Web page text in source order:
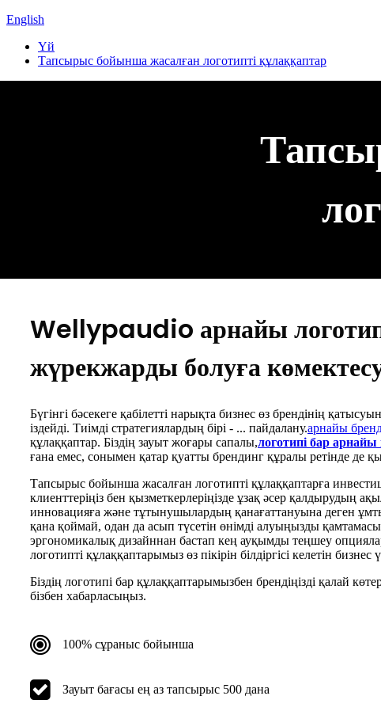
English
Үй
Тапсырыс бойынша жасалған логотипті құлаққаптар
Wellypaudio арнайы
жүрекжарды болуға
Бүгінгі бәсекеге қабілетті нарықта бизнес өз брендінің
іздейді. Тиімді стратегиялардың бірі - ... пайдалану.арнайы
құлаққаптар. Біздің зауыт жоғары сапалы,логотипі бар
ғана емес, сонымен қатар қуатты брендинг құралы ретінде де
Тапсырыс бойынша жасалған логотипті құлаққаптарға
клиенттеріңіз бен қызметкерлеріңізде ұзақ әсер қалдырудың
инновацияға және тұтынушылардың қанағаттануына деген
қана қоймай, одан да асып түсетін өнімді алуыңызды
эргономикалық дизайннан бастап кең ауқымды теңшеу
логотипті құлаққаптарымыз өз пікірін білдіргісі келетін
Біздің логотипі бар құлаққаптарымызбен брендіңізді қалай
бізбен хабарласыңыз.
100% сұраныс бойынша
Зауыт бағасы ең аз тапсырыс 500 дана